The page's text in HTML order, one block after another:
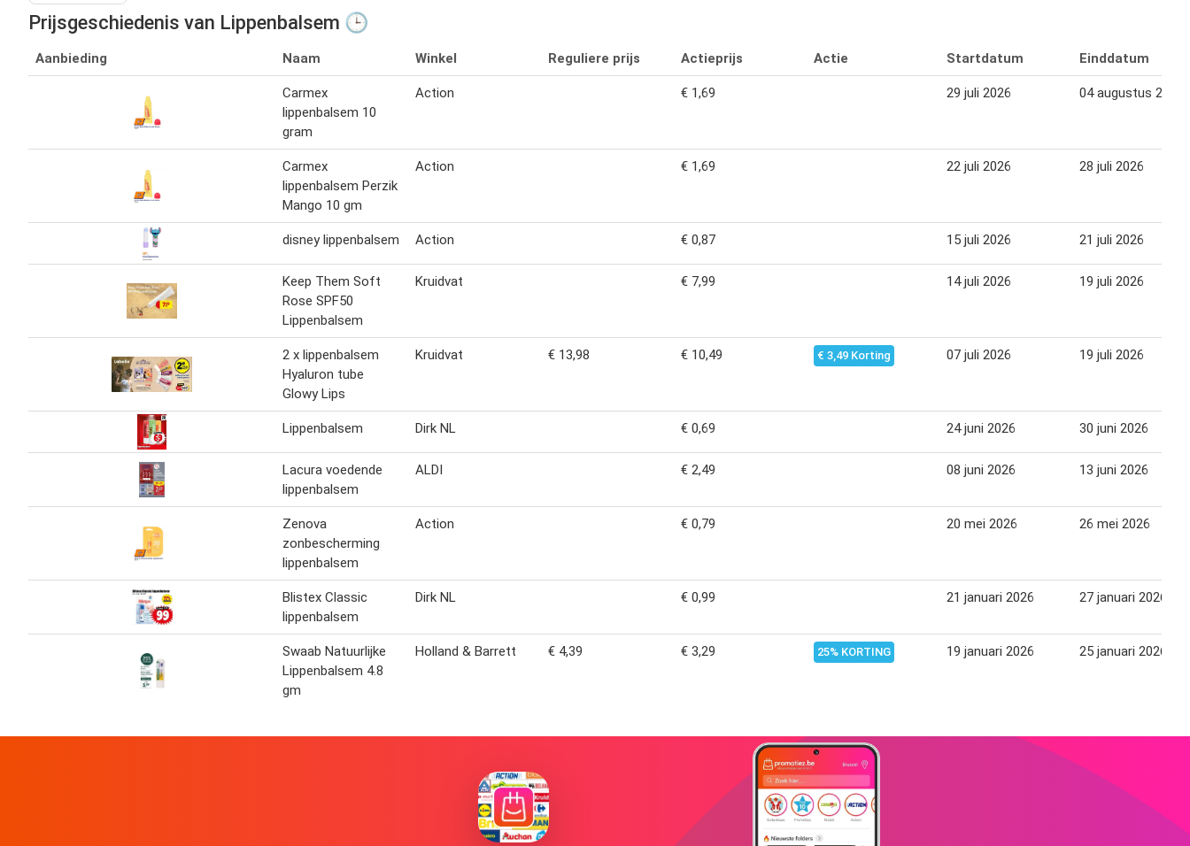
Prijsgeschiedenis van Lippenbalsem 🕒
Aanbieding Naam Winkel Reguliere prijs Actieprijs Actie Startdatum Einddatum
Carmex
lippenbalsem 10
gram
Action € 1,69 29 juli 2026 04 augustus 2026
Carmex
lippenbalsem Perzik
Mango 10 gm
Action € 1,69 22 juli 2026 28 juli 2026
disney lippenbalsem Action € 0,87 15 juli 2026 21 juli 2026
Keep Them Soft
Rose SPF50
Lippenbalsem
Kruidvat € 7,99 14 juli 2026 19 juli 2026
2 x lippenbalsem
Hyaluron tube
Glowy Lips
Kruidvat € 13,98 € 10,49 € 3,49 Korting 07 juli 2026 19 juli 2026
Lippenbalsem Dirk NL € 0,69 24 juni 2026 30 juni 2026
Lacura voedende
lippenbalsem
ALDI € 2,49 08 juni 2026 13 juni 2026
Zenova
zonbescherming
lippenbalsem
Action € 0,79 20 mei 2026 26 mei 2026
Blistex Classic
lippenbalsem
Dirk NL € 0,99 21 januari 2026 27 januari 2026
Swaab Natuurlijke
Lippenbalsem 4.8
gm
Holland & Barrett € 4,39 € 3,29 25% KORTING 19 januari 2026 25 januari 2026